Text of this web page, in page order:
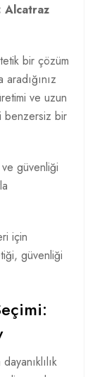
Alcatraz
bir çözüm
aradığınız
ve uzun
benzersiz bir
ve güvenliği
için
güvenliği